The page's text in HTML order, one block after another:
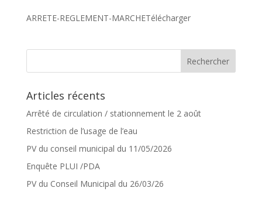
ARRETE-REGLEMENT-MARCHETélécharger
Articles récents
Arrêté de circulation / stationnement le 2 août
Restriction de l’usage de l’eau
PV du conseil municipal du 11/05/2026
Enquête PLUI /PDA
PV du Conseil Municipal du 26/03/26